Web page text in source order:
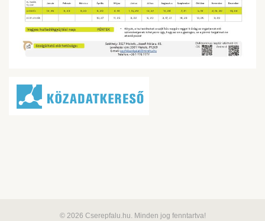
© 2026 Cserepfalu.hu. Minden jog fenntartva!